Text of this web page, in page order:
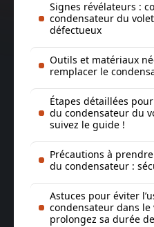
Signes révélateurs :
condensateur du
défectueux
Outils et matériaux
remplacer le
Étapes détaillées
du condensateur du
suivez le guide !
Précautions à
du condensateur :
Astuces pour éviter
condensateur dans
prolongez sa durée